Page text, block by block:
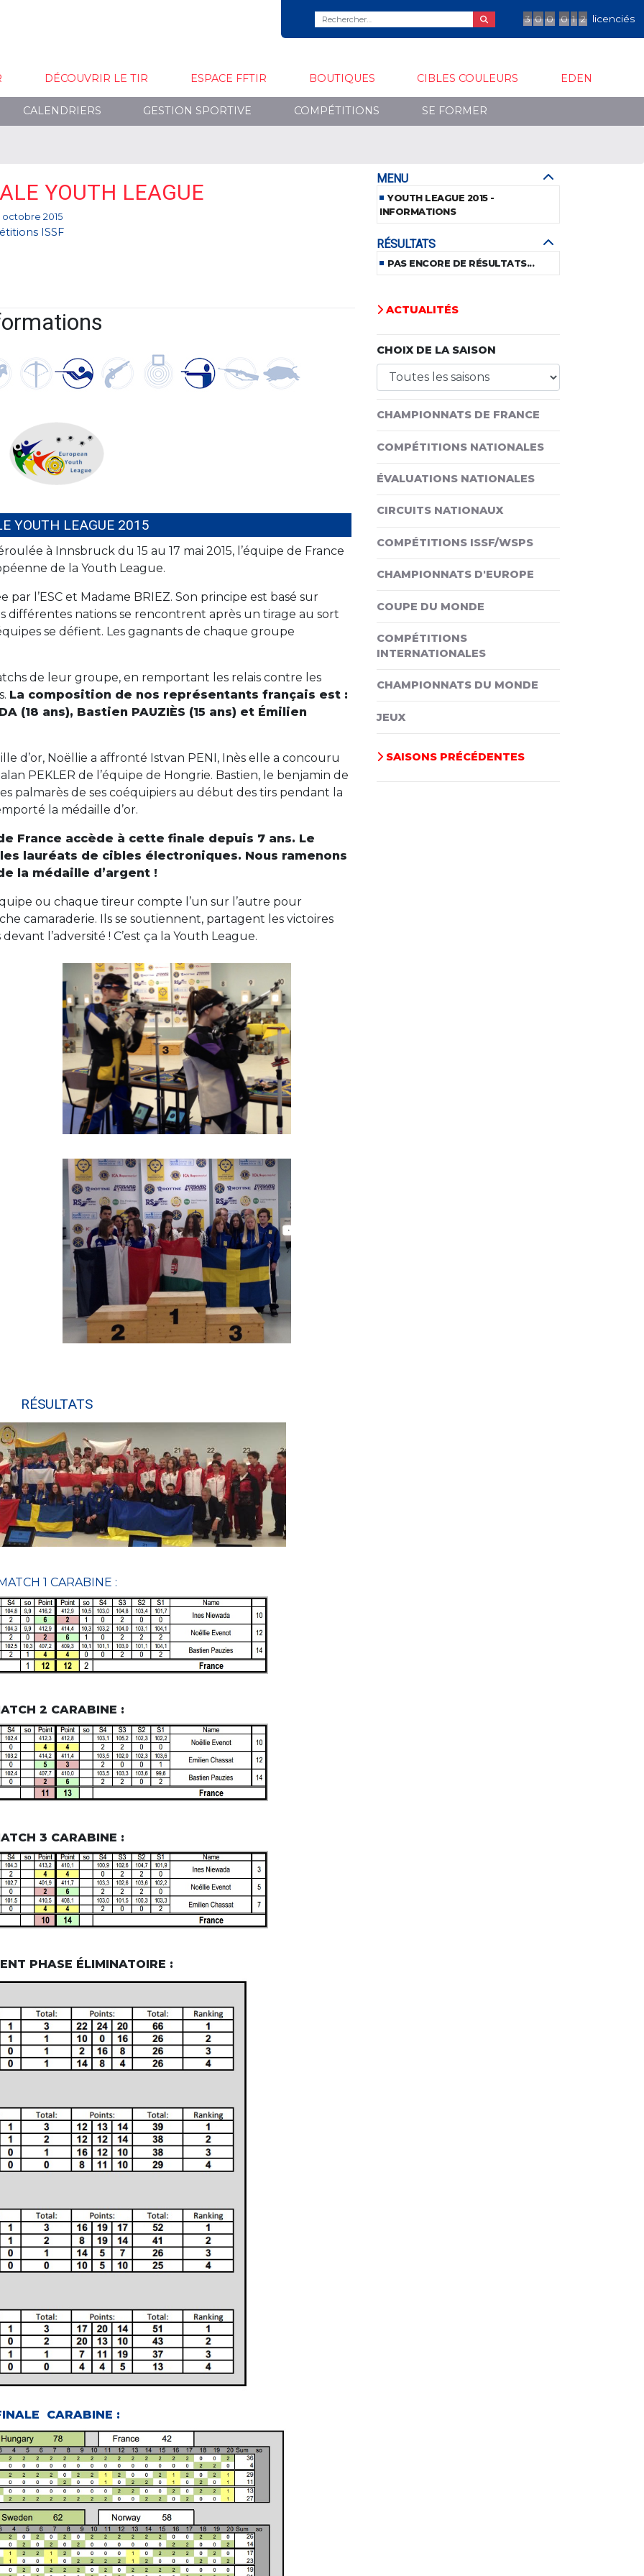
3 0 0 0 1 2 licenciés
DÉCOUVRIR LE TIR ESPACE FFTIR BOUTIQUES CIBLES COULEURS EDEN
CALENDRIERS GESTION SPORTIVE COMPÉTITIONS SE FORMER
YOUTH LEAGUE
octobre 2015
ISSF
YOUTH LEAGUE 2015
à Innsbruck du 15 au 17 mai 2015, l’équipe de France
de la Youth League.
l’ESC et Madame BRIEZ. Son principe est basé sur
différentes nations se rencontrent après un tirage au sort
se défient. Les gagnants de chaque groupe
de leur groupe, en remportant les relais contre les
La composition de nos représentants français est :
(18 ans), Bastien PAUZIÈS (15 ans) et Émilien
d’or, Noëllie a affronté Istvan PENI, Inès elle a concouru
PEKLER de l’équipe de Hongrie. Bastien, le benjamin de
palmarès de ses coéquipiers au début des tirs pendant la
la médaille d’or.
France accède à cette finale depuis 7 ans. Le
lauréats de cibles électroniques. Nous ramenons
la médaille d’argent !
ou chaque tireur compte l’un sur l’autre pour
camaraderie. Ils se soutiennent, partagent les victoires
l’adversité ! C’est ça la Youth League.
RÉSULTATS
1 CARABINE :
2 CARABINE :
3 CARABINE :
PHASE ÉLIMINATOIRE :
CARABINE :
MENU
YOUTH LEAGUE 2015 -
INFORMATIONS
RÉSULTATS
PAS ENCORE DE RÉSULTATS...
ACTUALITÉS
CHOIX DE LA SAISON
CHAMPIONNATS DE FRANCE
COMPÉTITIONS NATIONALES
ÉVALUATIONS NATIONALES
CIRCUITS NATIONAUX
COMPÉTITIONS ISSF/WSPS
CHAMPIONNATS D'EUROPE
COUPE DU MONDE
COMPÉTITIONS
INTERNATIONALES
CHAMPIONNATS DU MONDE
JEUX
SAISONS PRÉCÉDENTES